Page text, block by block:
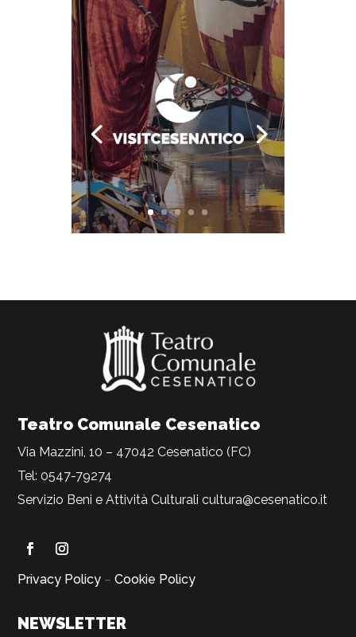
Teatro Comunale Cesenatico
Via Mazzini, 10 – 47042 Cesenatico (FC)
Tel: 0547-79274
Servizio Beni e Attività Culturalicultura@cesenatico.it
Privacy Policy –Cookie Policy
NEWSLETTER